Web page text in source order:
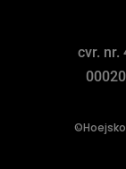
cvr. nr.